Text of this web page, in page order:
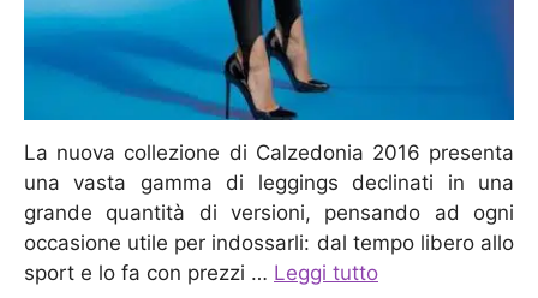
La nuova collezione di Calzedonia 2016 presenta
una vasta gamma di leggings declinati in una
grande quantità di versioni, pensando ad ogni
occasione utile per indossarli: dal tempo libero allo
sport e lo fa con prezzi … Leggi tutto